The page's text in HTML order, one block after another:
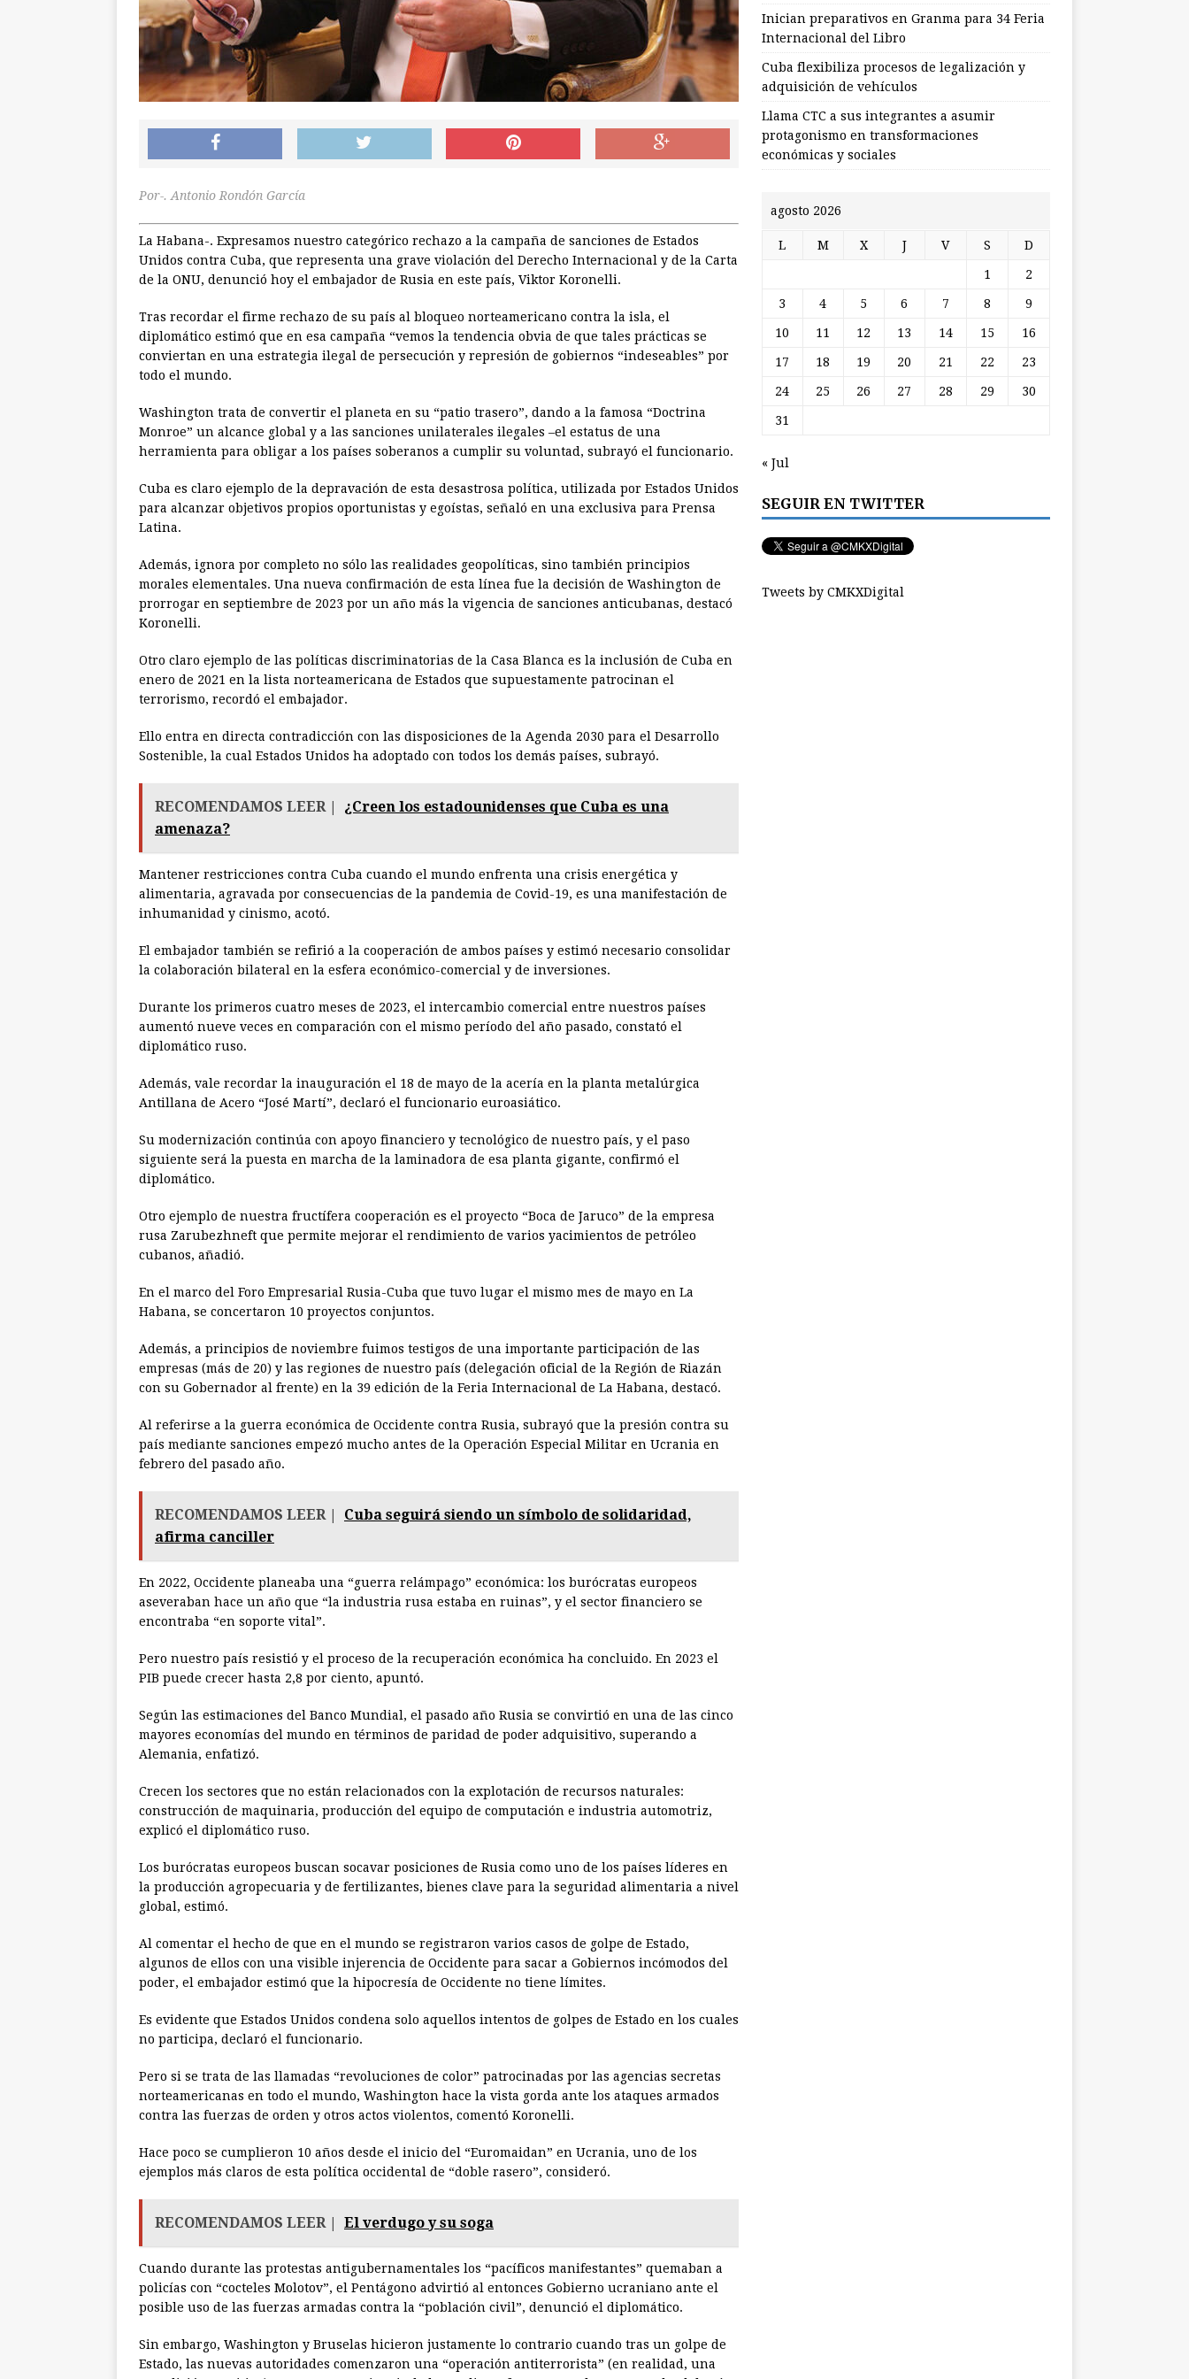
Por-. Antonio Rondón García
La Habana-. Expresamos nuestro categórico rechazo a la campaña de sanciones de Estados
Unidos contra Cuba, que representa una grave violación del Derecho Internacional y de la Carta
de la ONU, denunció hoy el embajador de Rusia en este país, Viktor Koronelli.
Tras recordar el firme rechazo de su país al bloqueo norteamericano contra la isla, el
diplomático estimó que en esa campaña “vemos la tendencia obvia de que tales prácticas se
conviertan en una estrategia ilegal de persecución y represión de gobiernos “indeseables” por
todo el mundo.
Washington trata de convertir el planeta en su “patio trasero”, dando a la famosa “Doctrina
Monroe” un alcance global y a las sanciones unilaterales ilegales –el estatus de una
herramienta para obligar a los países soberanos a cumplir su voluntad, subrayó el funcionario.
Cuba es claro ejemplo de la depravación de esta desastrosa política, utilizada por Estados Unidos
para alcanzar objetivos propios oportunistas y egoístas, señaló en una exclusiva para Prensa
Latina.
Además, ignora por completo no sólo las realidades geopolíticas, sino también principios
morales elementales. Una nueva confirmación de esta línea fue la decisión de Washington de
prorrogar en septiembre de 2023 por un año más la vigencia de sanciones anticubanas, destacó
Koronelli.
Otro claro ejemplo de las políticas discriminatorias de la Casa Blanca es la inclusión de Cuba en
enero de 2021 en la lista norteamericana de Estados que supuestamente patrocinan el
terrorismo, recordó el embajador.
Ello entra en directa contradicción con las disposiciones de la Agenda 2030 para el Desarrollo
Sostenible, la cual Estados Unidos ha adoptado con todos los demás países, subrayó.
RECOMENDAMOS LEER |
¿Creen los estadounidenses que Cuba es una
amenaza?
Mantener restricciones contra Cuba cuando el mundo enfrenta una crisis energética y
alimentaria, agravada por consecuencias de la pandemia de Covid-19, es una manifestación de
inhumanidad y cinismo, acotó.
El embajador también se refirió a la cooperación de ambos países y estimó necesario consolidar
la colaboración bilateral en la esfera económico-comercial y de inversiones.
Durante los primeros cuatro meses de 2023, el intercambio comercial entre nuestros países
aumentó nueve veces en comparación con el mismo período del año pasado, constató el
diplomático ruso.
Además, vale recordar la inauguración el 18 de mayo de la acería en la planta metalúrgica
Antillana de Acero “José Martí”, declaró el funcionario euroasiático.
Su modernización continúa con apoyo financiero y tecnológico de nuestro país, y el paso
siguiente será la puesta en marcha de la laminadora de esa planta gigante, confirmó el
diplomático.
Otro ejemplo de nuestra fructífera cooperación es el proyecto “Boca de Jaruco” de la empresa
rusa Zarubezhneft que permite mejorar el rendimiento de varios yacimientos de petróleo
cubanos, añadió.
En el marco del Foro Empresarial Rusia-Cuba que tuvo lugar el mismo mes de mayo en La
Habana, se concertaron 10 proyectos conjuntos.
Además, a principios de noviembre fuimos testigos de una importante participación de las
empresas (más de 20) y las regiones de nuestro país (delegación oficial de la Región de Riazán
con su Gobernador al frente) en la 39 edición de la Feria Internacional de La Habana, destacó.
Al referirse a la guerra económica de Occidente contra Rusia, subrayó que la presión contra su
país mediante sanciones empezó mucho antes de la Operación Especial Militar en Ucrania en
febrero del pasado año.
RECOMENDAMOS LEER |
Cuba seguirá siendo un símbolo de solidaridad,
afirma canciller
En 2022, Occidente planeaba una “guerra relámpago” económica: los burócratas europeos
aseveraban hace un año que “la industria rusa estaba en ruinas”, y el sector financiero se
encontraba “en soporte vital”.
Pero nuestro país resistió y el proceso de la recuperación económica ha concluido. En 2023 el
PIB puede crecer hasta 2,8 por ciento, apuntó.
Según las estimaciones del Banco Mundial, el pasado año Rusia se convirtió en una de las cinco
mayores economías del mundo en términos de paridad de poder adquisitivo, superando a
Alemania, enfatizó.
Crecen los sectores que no están relacionados con la explotación de recursos naturales:
construcción de maquinaria, producción del equipo de computación e industria automotriz,
explicó el diplomático ruso.
Los burócratas europeos buscan socavar posiciones de Rusia como uno de los países líderes en
la producción agropecuaria y de fertilizantes, bienes clave para la seguridad alimentaria a nivel
global, estimó.
Al comentar el hecho de que en el mundo se registraron varios casos de golpe de Estado,
algunos de ellos con una visible injerencia de Occidente para sacar a Gobiernos incómodos del
poder, el embajador estimó que la hipocresía de Occidente no tiene límites.
Es evidente que Estados Unidos condena solo aquellos intentos de golpes de Estado en los cuales
no participa, declaró el funcionario.
Pero si se trata de las llamadas “revoluciones de color” patrocinadas por las agencias secretas
norteamericanas en todo el mundo, Washington hace la vista gorda ante los ataques armados
contra las fuerzas de orden y otros actos violentos, comentó Koronelli.
Hace poco se cumplieron 10 años desde el inicio del “Euromaidan” en Ucrania, uno de los
ejemplos más claros de esta política occidental de “doble rasero”, consideró.
RECOMENDAMOS LEER | El verdugo y su soga
Cuando durante las protestas antigubernamentales los “pacíficos manifestantes” quemaban a
policías con “cocteles Molotov”, el Pentágono advirtió al entonces Gobierno ucraniano ante el
posible uso de las fuerzas armadas contra la “población civil”, denunció el diplomático.
Sin embargo, Washington y Bruselas hicieron justamente lo contrario cuando tras un golpe de
Estado, las nuevas autoridades comenzaron una “operación antiterrorista” (en realidad, una
Inician preparativos en Granma para 34 Feria
Internacional del Libro
Cuba flexibiliza procesos de legalización y
adquisición de vehículos
Llama CTC a sus integrantes a asumir
protagonismo en transformaciones
económicas y sociales
agosto 2026
L M X J V S D
1 2
3 4 5 6 7 8 9
10 11 12 13 14 15 16
17 18 19 20 21 22 23
24 25 26 27 28 29 30
31
« Jul
SEGUIR EN TWITTER
Tweets by CMKXDigital